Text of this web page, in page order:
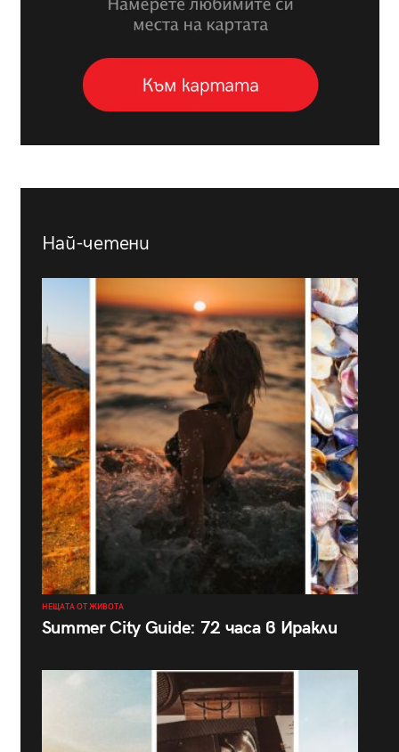
Най-четени
НЕЩАТА ОТ ЖИВОТА
Summer City Guide: 72 часа в Иракли